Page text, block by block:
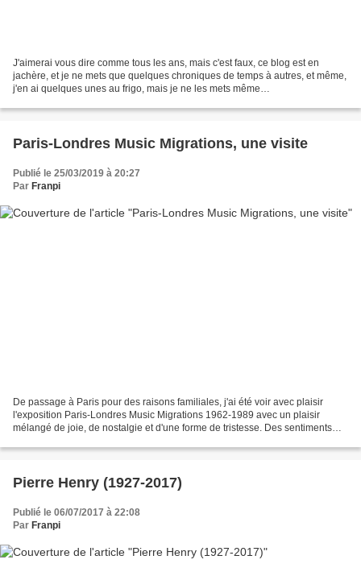
J'aimerai vous dire comme tous les ans, mais c'est faux, ce blog est en
jachère, et je ne mets que quelques chroniques de temps à autres, et même,
j'en ai quelques unes au frigo, mais je ne les mets même
Paris-Londres Music Migrations, une visite
Publié le 25/03/2019 à 20:27
Par Franpi
De passage à Paris pour des raisons familiales, j'ai été voir avec plaisir
l'exposition Paris-Londres Music Migrations 1962-1989 avec un plaisir
mélangé de joie, de nostalgie et d'une forme de tristesse. Des sentiments
Pierre Henry (1927-2017)
Publié le 06/07/2017 à 22:08
Par Franpi